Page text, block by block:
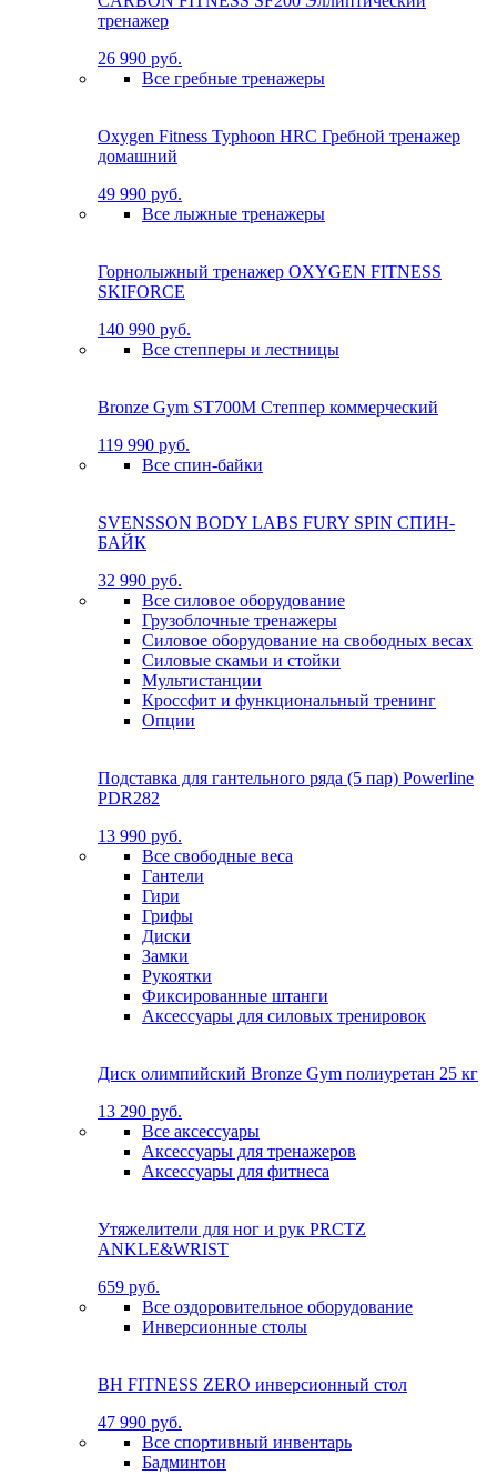
тренажер
26 990 руб.
Все гребные тренажеры
Oxygen Fitness Typhoon HRC Гребной тренажер
домашний
49 990 руб.
Все лыжные тренажеры
Горнолыжный тренажер OXYGEN FITNESS
SKIFORCE
140 990 руб.
Все степперы и лестницы
Bronze Gym ST700M Степпер коммерческий
119 990 руб.
Все спин-байки
SVENSSON BODY LABS FURY SPIN СПИН-
БАЙК
32 990 руб.
Все силовое оборудование
Грузоблочные тренажеры
Силовое оборудование на свободных весах
Силовые скамьи и стойки
Мультистанции
Кроссфит и функциональный тренинг
Опции
Подставка для гантельного ряда (5 пар) Powerline
PDR282
13 990 руб.
Все свободные веса
Гантели
Гири
Грифы
Диски
Замки
Рукоятки
Фиксированные штанги
Аксессуары для силовых тренировок
Диск олимпийский Bronze Gym полиуретан 25 кг
13 290 руб.
Все аксессуары
Аксессуары для тренажеров
Аксессуары для фитнеса
Утяжелители для ног и рук PRCTZ
ANKLE&WRIST
659 руб.
Все оздоровительное оборудование
Инверсионные столы
BH FITNESS ZERO инверсионный стол
47 990 руб.
Все спортивный инвентарь
Бадминтон